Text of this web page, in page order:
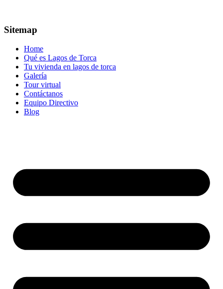
Sitemap
Home
Qué es Lagos de Torca
Tu vivienda en lagos de torca
Galería
Tour virtual
Contáctanos
Equipo Directivo
Blog